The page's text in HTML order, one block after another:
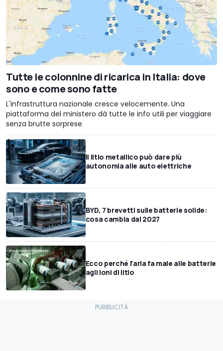
Tutte le colonnine di ricarica in Italia: dove
sono e come sono fatte
L'infrastruttura nazionale cresce velocemente. Una
piattaforma del ministero dà tutte le info utili per viaggiare
senza brutte sorprese
Il litio metallico può dare più
autonomia alle auto elettriche
BYD, 7 brevetti sulle batterie solide:
cosa cambia dal 2027
Ecco perché l'aria fa male alle batterie
agli ioni di litio